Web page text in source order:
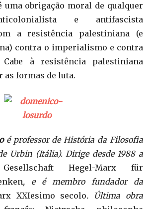
uma obrigação moral de qualquer
e antifascista
a resistência palestiniana (e
contra o imperialismo e contra
à resistência palestiniana
as formas de luta.
é professor de História da Filosofia
Urbin (Itália). Dirige desde 1988 a
Hegel-Marx für
, e é membro fundador da
XXIesimo secolo. Última obra